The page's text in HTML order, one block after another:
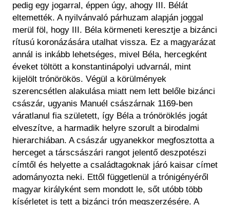
pedig egy jogarral, éppen úgy, ahogy III. Bélát
eltemették. A nyilvánvaló párhuzam alapján joggal
merül föl, hogy III. Béla körmeneti keresztje a bizánci
rítusú koronázására utalhat vissza. Ez a magyarázat
annál is inkább lehetséges, mivel Béla, hercegként
éveket töltött a konstantinápolyi udvarnál, mint
kijelölt trónörökös. Végül a körülmények
szerencsétlen alakulása miatt nem lett belőle bizánci
császár, ugyanis Manuél császárnak 1169-ben
váratlanul fia született, így Béla a trónöröklés jogát
elveszítve, a harmadik helyre szorult a birodalmi
hierarchiában. A császár ugyanekkor megfosztotta a
herceget a társcsászári rangot jelentő deszpotészi
címtől és helyette a családtagoknak járó kaisar címet
adományozta neki. Ettől függetlenül a trónigényéről
magyar királyként sem mondott le, sőt utóbb több
kísérletet is tett a bizánci trón megszerzésére. A